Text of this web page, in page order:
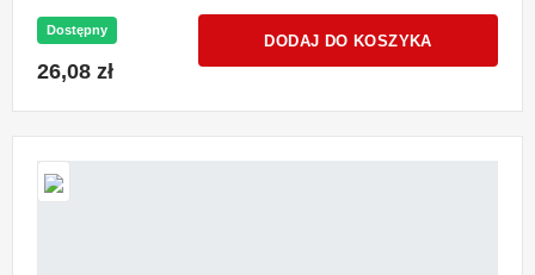
Dostępny
26,08 zł
DODAJ DO KOSZYKA